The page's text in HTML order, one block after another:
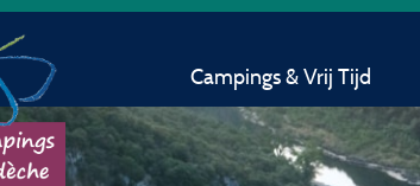
Campings & Vrij Tijd